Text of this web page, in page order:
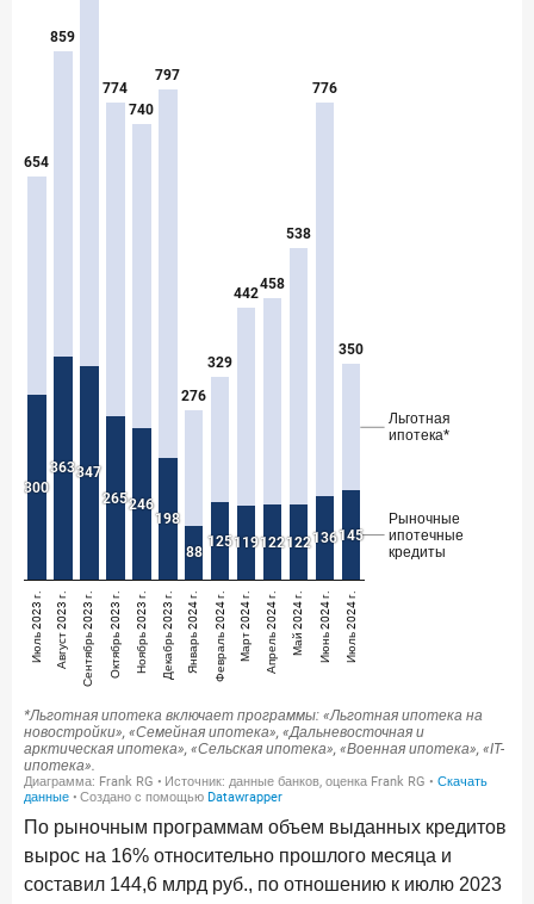
Банки начали снижать ставки по вкладам еще до
решения ЦБ
16 марта 2026 года
Банки ускорили работу с претензиями
Рассылка Frank RG
Итоги недели, наша трактовка основных событий
на банковском рынке
ПОДПИСАТЬСЯ
10 марта 2026 года
Куда уходят деньги? Frank RG исследует рынок
вкладов
6 марта 2026 года
По итогам февраля 2026 года объем выдач кредитов
составил 748,4 млрд руб.
25 февраля 2026 года ИССЛЕДОВАНИЕ
Ипотека. Итоги работы крупнейших ипотечных банков
По рыночным программам объем выданных кредитов
вырос на 16% относительно прошлого месяца и
составил 144,6 млрд руб., по отношению к июлю 2023